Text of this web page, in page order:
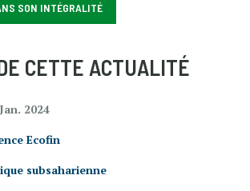
SON INTÉGRALITÉ
CETTE ACTUALITÉ
2024
Ecofin
subsaharienne